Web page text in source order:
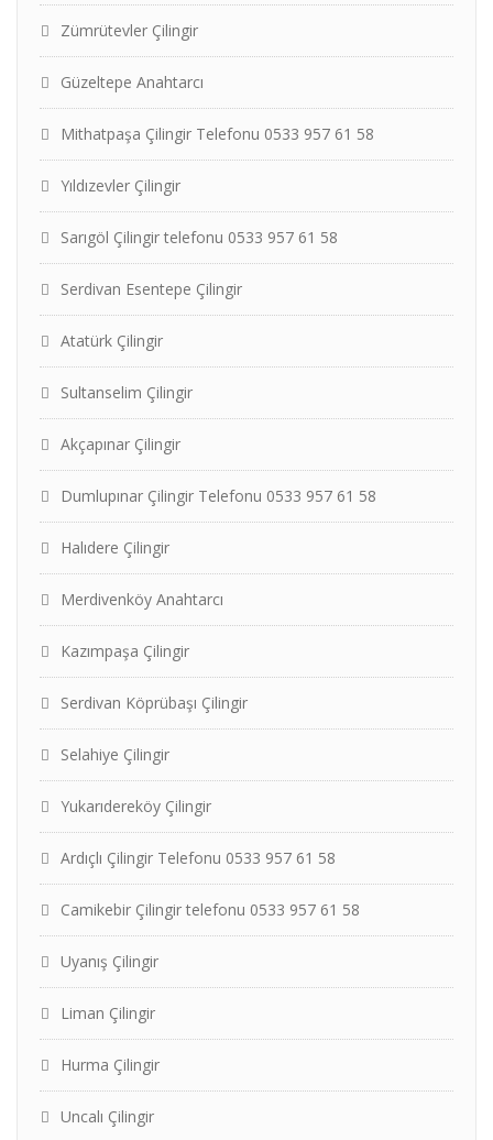
Zümrütevler Çilingir
Güzeltepe Anahtarcı
Mithatpaşa Çilingir Telefonu 0533 957 61 58
Yıldızevler Çilingir
Sarıgöl Çilingir telefonu 0533 957 61 58
Serdivan Esentepe Çilingir
Atatürk Çilingir
Sultanselim Çilingir
Akçapınar Çilingir
Dumlupınar Çilingir Telefonu 0533 957 61 58
Halıdere Çilingir
Merdivenköy Anahtarcı
Kazımpaşa Çilingir
Serdivan Köprübaşı Çilingir
Selahiye Çilingir
Yukarıdereköy Çilingir
Ardıçlı Çilingir Telefonu 0533 957 61 58
Camikebir Çilingir telefonu 0533 957 61 58
Uyanış Çilingir
Liman Çilingir
Hurma Çilingir
Uncalı Çilingir